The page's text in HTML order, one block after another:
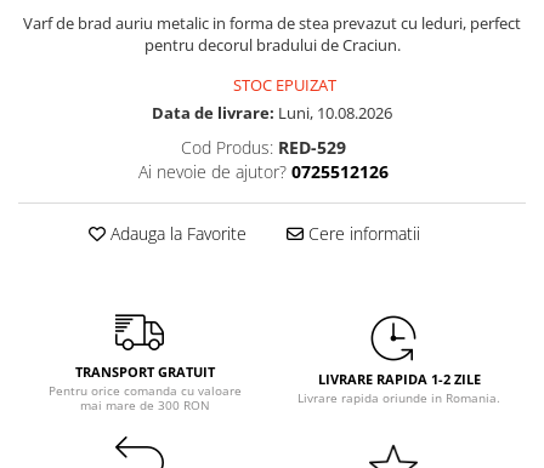
Petrecere LOL Surprise
Petrecere Lovely Swan
Petrecere Minnie Mouse
Petrecere Printese Disney
Petrecere Unicorni
Petreceri Adulti
Petrecere Anii '20
Petrecere Mexicana
Petrecere Tropicala
Petrecere Majorat
Varf de brad auriu metalic in forma de stea prevazut cu leduri, perfect
pentru decorul bradului de Craciun.
STOC EPUIZAT
Data de livrare: Luni, 10.08.2026
Cod Produs: RED-529
Ai nevoie de ajutor? 0725512126
Adauga la Favorite Cere informatii
TRANSPORT GRATUIT
Pentru orice comanda cu valoare
mai mare de 300 RON
LIVRARE RAPIDA 1-2 ZILE
Livrare rapida oriunde in Romania.